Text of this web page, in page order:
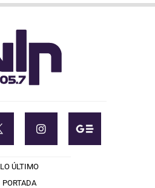
LO ÚLTIMO
PORTADA